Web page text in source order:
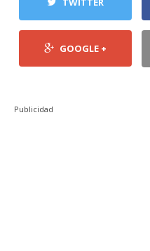
GOOGLE +
Publicidad